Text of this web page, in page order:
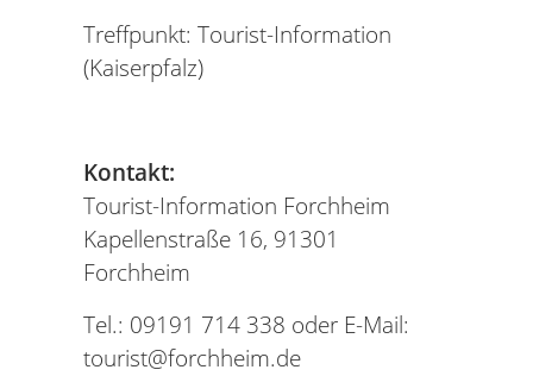
Treffpunkt: Tourist-Information
(Kaiserpfalz)
Kontakt:
Tourist-Information Forchheim
Kapellenstraße 16, 91301
Forchheim
Tel.: 09191 714 338 oder E-Mail:
tourist@forchheim.de